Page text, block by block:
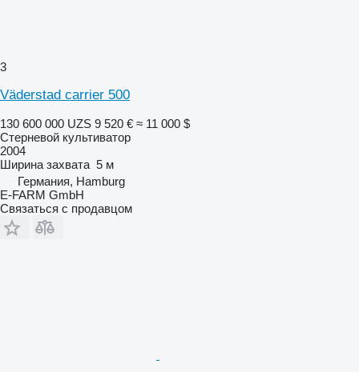
3
Väderstad carrier 500
130 600 000 UZS 9 520 € ≈ 11 000 $
Стерневой культиватор
2004
Ширина захвата 5 м
Германия, Hamburg
E-FARM GmbH
Связаться с продавцом